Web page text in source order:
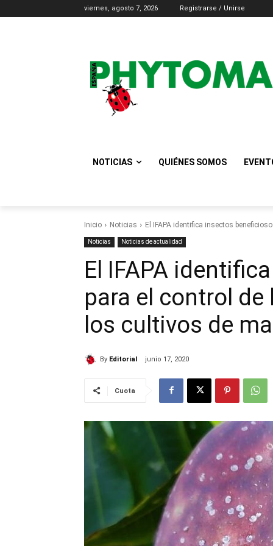
viernes, agosto 7, 2026 Registrarse / Unirse
NOTICIAS QUIÉNES SOMOS
Inicio Noticias El IFAPA identifica insectos
Noticias Noticias de actualidad
El IFAPA
para el control
los cultivos de
By Editorial junio 17, 2020
Cuota